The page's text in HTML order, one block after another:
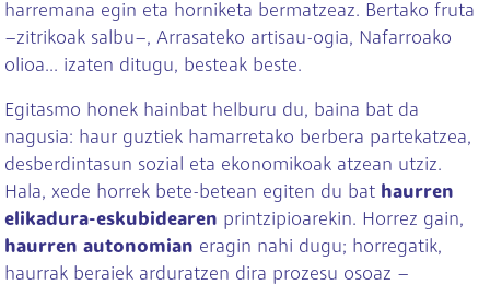
harremana egin eta horniketa bermatzeaz. Bertako fruta
–zitrikoak salbu–, Arrasateko artisau-ogia, Nafarroako
olioa... izaten ditugu, besteak beste.
Egitasmo honek hainbat helburu du, baina bat da
nagusia: haur guztiek hamarretako berbera partekatzea,
desberdintasun sozial eta ekonomikoak atzean utziz.
Hala, xede horrek bete-betean egiten du bat haurren
elikadura-eskubidearen printzipioarekin. Horrez gain,
haurren autonomian eragin nahi dugu; horregatik,
haurrak beraiek arduratzen dira prozesu osoaz –